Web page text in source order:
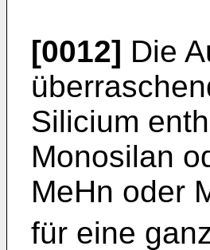
[0012] Die
Silicium
Monosilan
MeHn oder
für eine